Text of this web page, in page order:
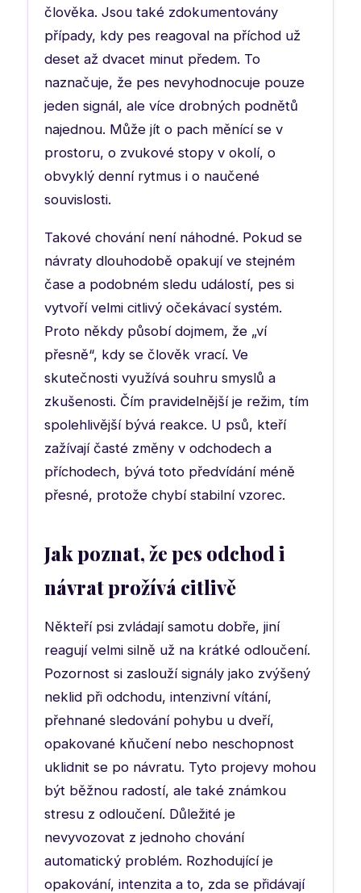
člověka. Jsou také zdokumentovány
případy, kdy pes reagoval na příchod už
deset až dvacet minut předem. To
naznačuje, že pes nevyhodnocuje pouze
jeden signál, ale více drobných podnětů
najednou. Může jít o pach měnící se v
prostoru, o zvukové stopy v okolí, o
obvyklý denní rytmus i o naučené
souvislosti.
Takové chování není náhodné. Pokud se
návraty dlouhodobě opakují ve stejném
čase a podobném sledu událostí, pes si
vytvoří velmi citlivý očekávací systém.
Proto někdy působí dojmem, že „ví
přesně“, kdy se člověk vrací. Ve
skutečnosti využívá souhru smyslů a
zkušenosti. Čím pravidelnější je režim, tím
spolehlivější bývá reakce. U psů, kteří
zažívají časté změny v odchodech a
příchodech, bývá toto předvídání méně
přesné, protože chybí stabilní vzorec.
Jak poznat, že pes odchod i
návrat prožívá citlivě
Někteří psi zvládají samotu dobře, jiní
reagují velmi silně už na krátké odloučení.
Pozornost si zaslouží signály jako zvýšený
neklid při odchodu, intenzivní vítání,
přehnané sledování pohybu u dveří,
opakované kňučení nebo neschopnost
uklidnit se po návratu. Tyto projevy mohou
být běžnou radostí, ale také známkou
stresu z odloučení. Důležité je
nevyvozovat z jednoho chování
automatický problém. Rozhodující je
opakování, intenzita a to, zda se přidávají